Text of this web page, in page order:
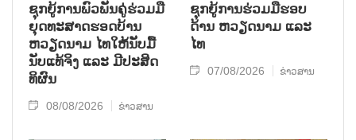
ຊຸກ​ຍູ້​ການ​ພົວ​ພັນ​ຄູ່​ຮ່ວມ​ມື​
ຍຸດ​ທະ​ສາດ​ຮອດ​ບ້ານ
ຫວຽດ​ນາມ ໄທ​ໃຫ້​ນັບ​ມື້​
ນັບ​ແທ້​ຈິງ ແລະ ມີ​ປະ​ສິດ​
ທິ​ຜົນ
08/08/2026 ຂ່າວສານ
ຊຸກຍູ້ການຮ່ວມມືຮອບ
ດ້ານ ຫວຽດນາມ ແລະ
ໄທ
07/08/2026 ຂ່າວສານ